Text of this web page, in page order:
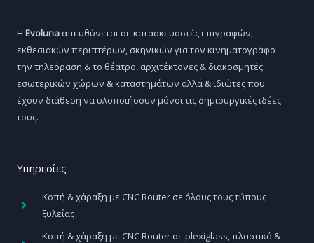
H Evoluna απευθύνεται σε κατασκευαστές επιγραφών,
εκθεσιακών περιπτέρων, σκηνικών για τον κινηματογράφο
την τηλεόραση & το θέατρο, αρχιτέκτονες & διακοσμητές
εσωτερικών χώρων & καταστημάτων αλλά & ιδιώτες που
έχουν διάθεση να υλοποιήσουν μόνοι τις δημιουργικές ιδέες
τους.
Yπηρεσίες
Κοπή & χάραξη με CNC Router σε όλους τους τύπους
ξυλείας
Κοπή & χάραξη με CNC Router σε plexiglass, πλαστικά &